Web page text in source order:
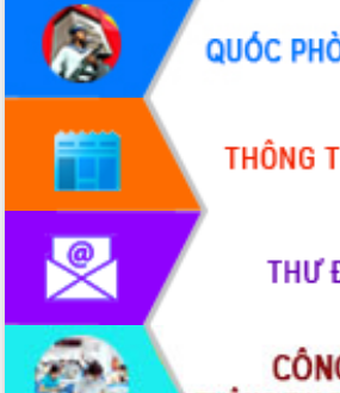
Họp báo thông tin về Hội nghị Công bố
Quy hoạch và Xúc tiến đầu tư tỉnh Đắk
Lắk
Khơi thông điểm nghẽn, đẩy nhanh
giải ngân vốn khắc phục thiên tai
HĐND tỉnh thông qua điều chỉnh Quy
hoạch tỉnh thời kỳ 2021-2030
Hội thảo góp ý hồ sơ điều chỉnh quy
hoạch tỉnh Đắk Lắk thời kỳ 2021-2030,
tầm nhìn đến năm 2050
Nâng cao hiệu quả hoạt động của các
doanh nghiệp nhà nước
Hội nghị triển khai kết nối mạng
truyền số liệu chuyên dùng phục vụ cơ
quan Đảng, Nhà nước